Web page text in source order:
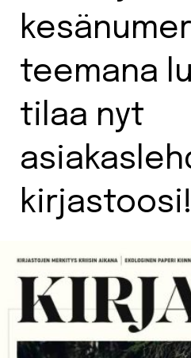
teemana
tilaa nyt
kirjastoosi!